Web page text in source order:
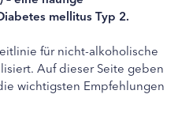
mellitus Typ 2.
für nicht-alkoholische
Auf dieser Seite geben
wichtigsten Empfehlungen